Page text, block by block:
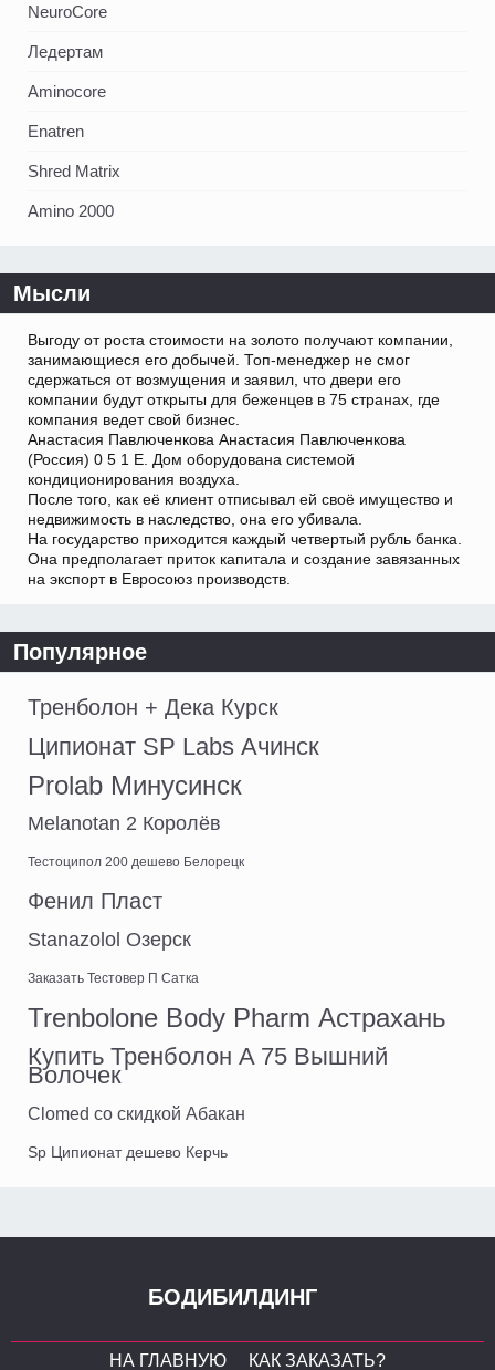
NeuroCore
Ледертам
Aminocore
Enatren
Shred Matrix
Amino 2000
Мысли
Выгоду от роста стоимости на золото получают компании,
занимающиеся его добычей. Топ-менеджер не смог
сдержаться от возмущения и заявил, что двери его
компании будут открыты для беженцев в 75 странах, где
компания ведет свой бизнес.
Анастасия Павлюченкова Анастасия Павлюченкова
(Россия) 0 5 1 Е. Дом оборудована системой
кондиционирования воздуха.
После того, как её клиент отписывал ей своё имущество и
недвижимость в наследство, она его убивала.
На государство приходится каждый четвертый рубль банка.
Она предполагает приток капитала и создание завязанных
на экспорт в Евросоюз производств.
Популярное
Тренболон + Дека Курск
Ципионат SP Labs Ачинск
Prolab Минусинск
Melanotan 2 Королёв
Тестоципол 200 дешево Белорецк
Фенил Пласт
Stanazolol Озерск
Заказать Тестовер П Сатка
Trenbolone Body Pharm Астрахань
Купить Тренболон A 75 Вышний
Волочек
Clomed со скидкой Абакан
Sp Ципионат дешево Керчь
БОДИБИЛДИНГ
НА ГЛАВНУЮ КАК ЗАКАЗАТЬ?